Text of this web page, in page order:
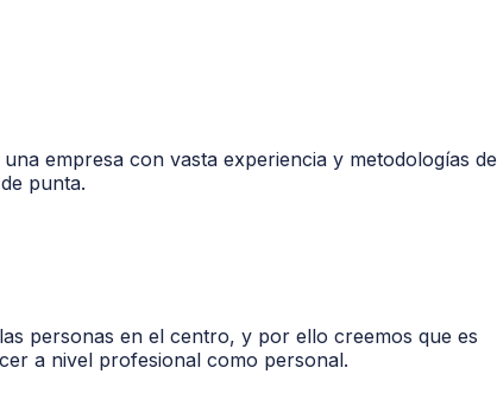
empresa con vasta experiencia y metodologías de
punta.
personas en el centro, y por ello creemos que es
a nivel profesional como personal.